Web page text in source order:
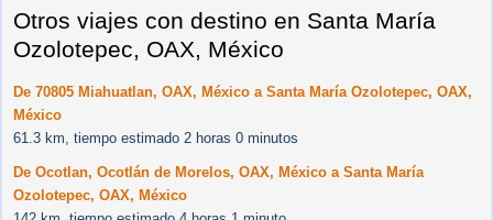
Otros viajes con destino en Santa María
Ozolotepec, OAX, México
De 70805 Miahuatlan, OAX, México a Santa María Ozolotepec, OAX,
México
61.3 km, tiempo estimado 2 horas 0 minutos
De Ocotlan, Ocotlán de Morelos, OAX, México a Santa María
Ozolotepec, OAX, México